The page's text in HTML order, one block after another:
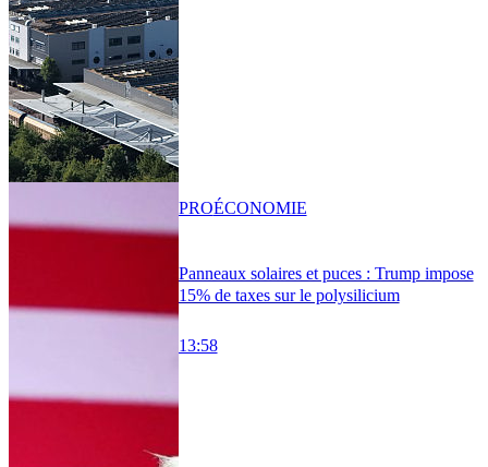
Panneaux solaires et puces : Trump impose
15% de taxes sur le polysilicium
13:58
PROÉCONOMIE